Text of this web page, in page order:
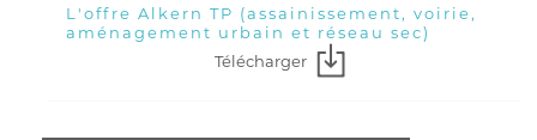
L'offre Alkern TP (assainissement, voirie,
aménagement urbain et réseau sec)
Télécharger